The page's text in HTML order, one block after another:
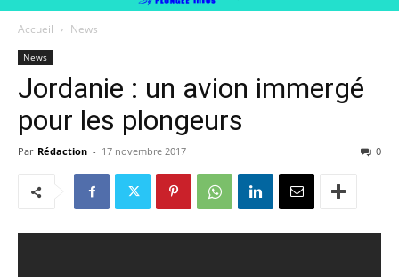
Accueil News
News
Jordanie : un avion immergé
pour les plongeurs
Par Rédaction - 17 novembre 2017 0